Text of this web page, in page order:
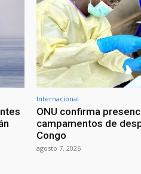
Internacional
ONU confirma
campamentos de
Congo
agosto 7, 2026